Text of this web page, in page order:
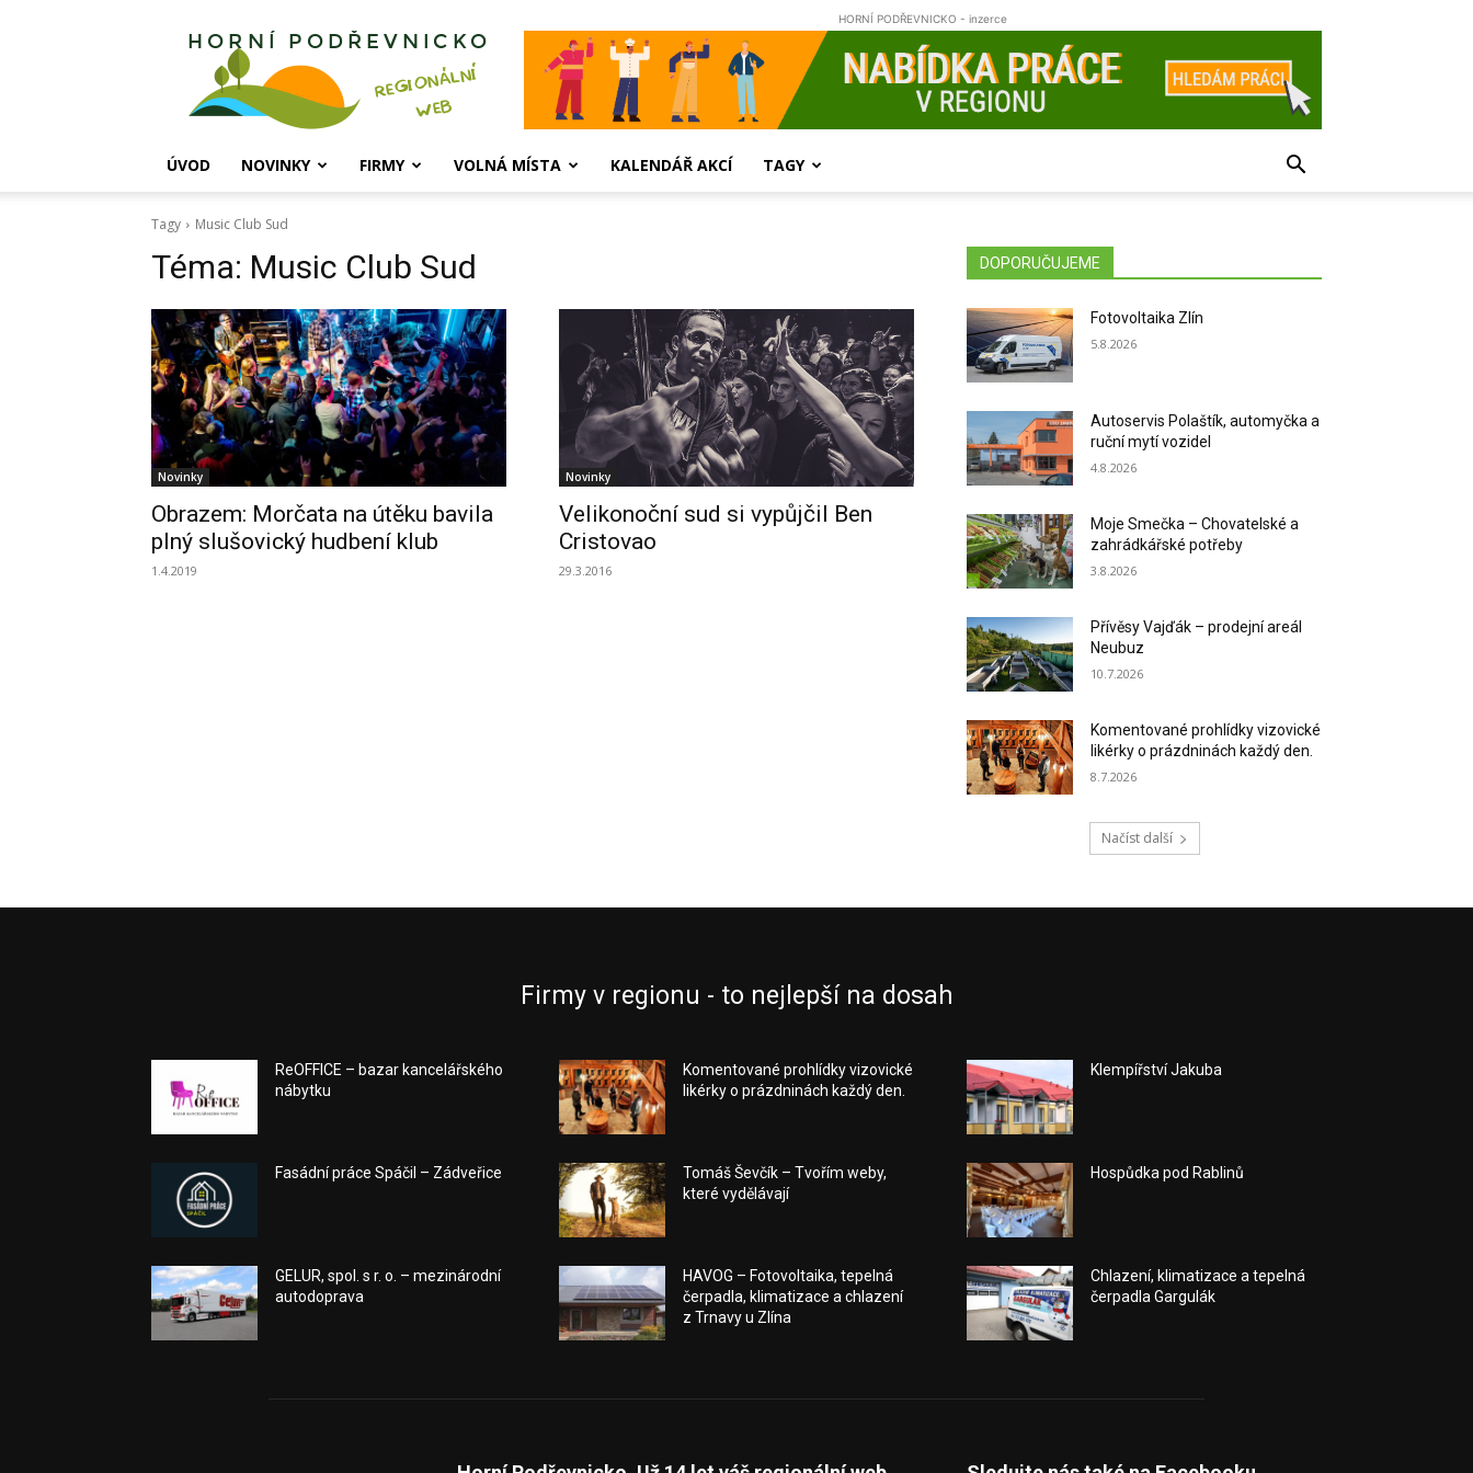
Horní
HORNÍ PODŘEVNICKO - inzerce
ÚVOD NOVINKY FIRMY VOLNÁ MÍSTA KALENDÁŘ AKCÍ TAGY
Tagy Music Club Sud
Téma: Music Club Sud
Novinky
Obrazem: Morčata na útěku bavila
plný slušovický hudbení klub
1.4.2019
Novinky
Velikonoční sud si vypůjčil Ben
Cristovao
29.3.2016
DOPORUČUJEME
Fotovoltaika Zlín
5.8.2026
Autoservis Polaštík, automyčka a
ruční mytí vozidel
4.8.2026
Moje Smečka – Chovatelské a
zahrádkářské potřeby
3.8.2026
Přívěsy Vajďák – prodejní areál
Neubuz
10.7.2026
Komentované prohlídky vizovické
likérky o prázdninách každý den.
8.7.2026
Načíst další
Firmy v regionu - to nejlepší na dosah
ReOFFICE – bazar kancelářského
nábytku
Fasádní práce Spáčil – Zádveřice
GELUR, spol. s r. o. – mezinárodní
autodoprava
Komentované prohlídky vizovické
likérky o prázdninách každý den.
Tomáš Ševčík – Tvořím weby,
které vydělávají
HAVOG – Fotovoltaika, tepelná
čerpadla, klimatizace a chlazení
z Trnavy u Zlína
Klempířství Jakuba
Hospůdka pod Rablinů
Chlazení, klimatizace a tepelná
čerpadla Gargulák